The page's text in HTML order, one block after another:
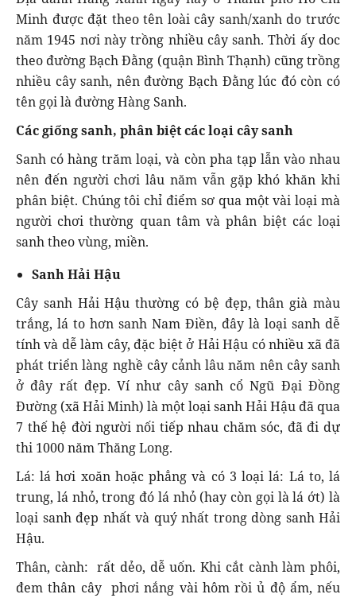
Minh được đặt theo tên loài cây sanh/xanh do trước
năm 1945 nơi này trồng nhiều cây sanh. Thời ấy doc
theo đường Bạch Đằng (quận Bình Thạnh) cũng trồng
nhiều cây sanh, nên đường Bạch Đằng lúc đó còn có
tên gọi là đường Hàng Sanh.
Các giống sanh, phân biệt các loại cây sanh
Sanh có hàng trăm loại, và còn pha tạp lẫn vào nhau
nên đến người chơi lâu năm vẫn gặp khó khăn khi
phân biệt. Chúng tôi chỉ điểm sơ qua một vài loại mà
người chơi thường quan tâm và phân biệt các loại
sanh theo vùng, miền.
Sanh Hải Hậu
Cây sanh Hải Hậu thường có bệ đẹp, thân già màu
trắng, lá to hơn sanh Nam Điền, đây là loại sanh dễ
tính và dễ làm cây, đặc biệt ở Hải Hậu có nhiều xã đã
phát triển làng nghề cây cảnh lâu năm nên cây sanh
ở đây rất đẹp. Ví như cây sanh cổ Ngũ Đại Đồng
Đường (xã Hải Minh) là một loại sanh Hải Hậu đã qua
7 thế hệ đời người nối tiếp nhau chăm sóc, đã đi dự
thi 1000 năm Thăng Long.
Lá: lá hơi xoăn hoặc phẳng và có 3 loại lá: Lá to, lá
trung, lá nhỏ, trong đó lá nhỏ (hay còn gọi là lá ớt) là
loại sanh đẹp nhất và quý nhất trong dòng sanh Hải
Hậu.
Thân, cành: rất dẻo, dễ uốn. Khi cắt cành làm phôi,
đem thân cây phơi nắng vài hôm rồi ủ độ ẩm, nếu